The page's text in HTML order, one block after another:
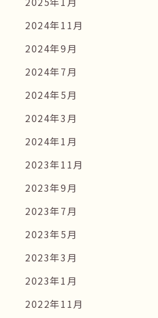
2024年11月
2024年9月
2024年7月
2024年5月
2024年3月
2024年1月
2023年11月
2023年9月
2023年7月
2023年5月
2023年3月
2023年1月
2022年11月